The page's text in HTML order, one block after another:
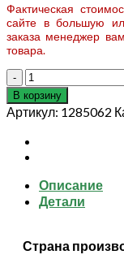
Фактическая
сайте в большую
заказа менеджер
товара.
Количество
товара
Таль
электрическая
цепная
TOR
(DHS)
5,0
м
В корзину
Артикул: 1285062
Описание
Детали
Страна